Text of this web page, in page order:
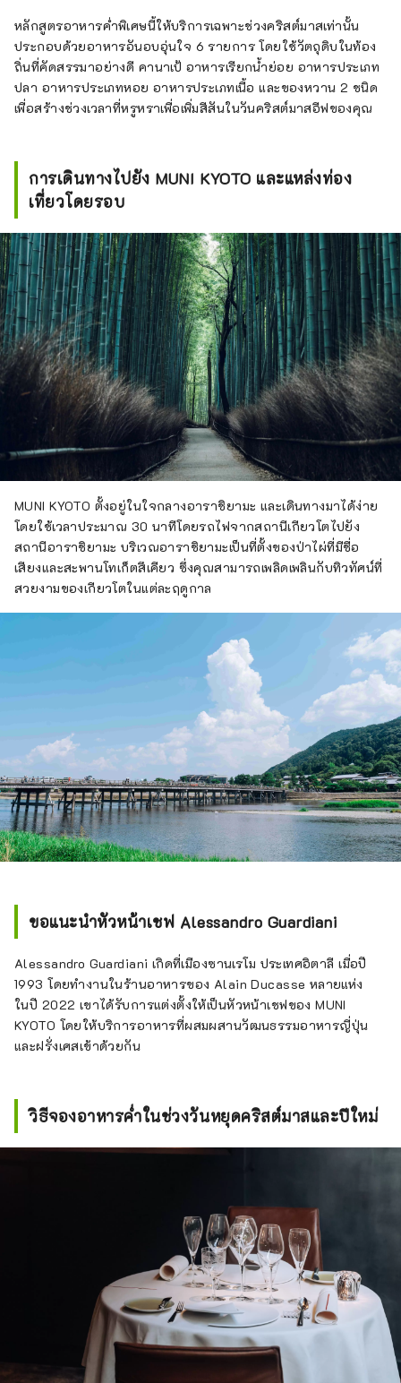
หลักสูตรอาหารค่ำพิเศษนี้ให้บริการเฉพาะช่วงคริสต์มาสเท่านั้น
ประกอบด้วยอาหารอันอบอุ่นใจ 6 รายการ โดยใช้วัตถุดิบในท้อง
ถิ่นที่คัดสรรมาอย่างดี คานาเป้ อาหารเรียกน้ำย่อย อาหารประเภท
ปลา อาหารประเภทหอย อาหารประเภทเนื้อ และของหวาน 2 ชนิด
เพื่อสร้างช่วงเวลาที่หรูหราเพื่อเพิ่มสีสันในวันคริสต์มาสอีฟของคุณ
การเดินทางไปยัง MUNI KYOTO และแหล่งท่อง
เที่ยวโดยรอบ
MUNI KYOTO ตั้งอยู่ในใจกลางอาราชิยามะ และเดินทางมาได้ง่าย
โดยใช้เวลาประมาณ 30 นาทีโดยรถไฟจากสถานีเกียวโตไปยัง
สถานีอาราชิยามะ บริเวณอาราชิยามะเป็นที่ตั้งของป่าไผ่ที่มีชื่อ
เสียงและสะพานโทเก็ตสึเคียว ซึ่งคุณสามารถเพลิดเพลินกับทิวทัศน์ที่
สวยงามของเกียวโตในแต่ละฤดูกาล
ขอแนะนำหัวหน้าเชฟ Alessandro Guardiani
Alessandro Guardiani เกิดที่เมืองซานเรโม ประเทศอิตาลี เมื่อปี
1993 โดยทำงานในร้านอาหารของ Alain Ducasse หลายแห่ง
ในปี 2022 เขาได้รับการแต่งตั้งให้เป็นหัวหน้าเชฟของ MUNI
KYOTO โดยให้บริการอาหารที่ผสมผสานวัฒนธรรมอาหารญี่ปุ่น
และฝรั่งเศสเข้าด้วยกัน
วิธีจองอาหารค่ำในช่วงวันหยุดคริสต์มาสและปีใหม่